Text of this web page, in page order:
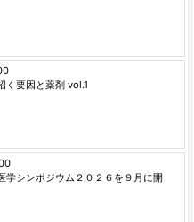
く要因と薬剤 vol.1
学シンポジウム２０２６を９月に開